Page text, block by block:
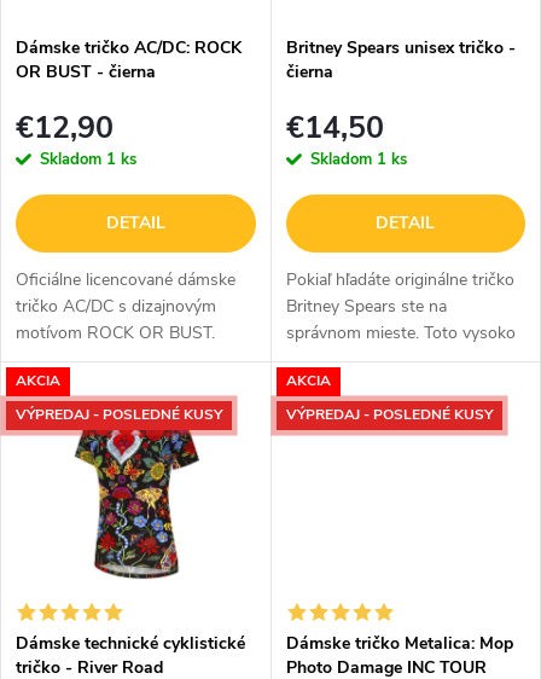
p
r
o
d
u
k
t
o
v
p
r
o
d
u
k
t
o
v
Dámske tričko AC/DC: ROCK
OR BUST - čierna
€12,90
Skladom 1 ks
DETAIL
Oficiálne licencované dámske
tričko AC/DC s dizajnovým
motívom ROCK OR BUST.
Tento vysoko kvalitný design
trička je dostupný v čiernej
farbe.
Britney Spears unisex tričko -
čierna
€14,50
Skladom 1 ks
DETAIL
Pokiaľ hľadáte originálne tričko
Britney Spears ste na
správnom mieste. Toto vysoko
kvalitné bavlnené tričko s
dizajnom tejto ikonickej popovej
speváčky je dostupné v čiernej...
AKCIA
VÝPREDAJ - POSLEDNÉ KUSY
Dámske technické cyklistické
tričko - River Road
AKCIA
VÝPREDAJ - POSLEDNÉ KUSY
Dámske tričko Metalica: Mop
Photo Damage INC TOUR